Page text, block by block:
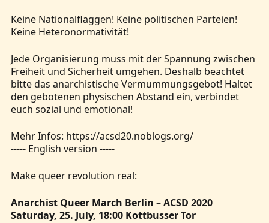
Keine Nationalflaggen! Keine politischen Parteien!
Keine Heteronormativität!
Jede Organisierung muss mit der Spannung zwischen
Freiheit und Sicherheit umgehen. Deshalb beachtet
bitte das anarchistische Vermummungsgebot! Haltet
den gebotenen physischen Abstand ein, verbindet
euch sozial und emotional!
Mehr Infos: https://acsd20.noblogs.org/
----- English version -----
Make queer revolution real:
Anarchist Queer March Berlin – ACSD 2020
Saturday, 25. July, 18:00 Kottbusser Tor